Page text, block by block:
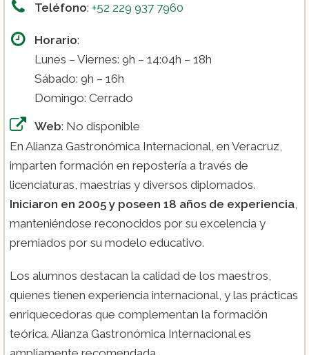
Teléfono: +52 229 937 7960
Horario:
Lunes – Viernes: 9h – 14:04h – 18h
Sábado: 9h – 16h
Domingo: Cerrado
Web: No disponible
En Alianza Gastronómica Internacional, en Veracruz,
imparten formación en repostería a través de
licenciaturas, maestrías y diversos diplomados.
Iniciaron en 2005 y poseen 18 años de experiencia,
manteniéndose reconocidos por su excelencia y
premiados por su modelo educativo.
Los alumnos destacan la calidad de los maestros,
quienes tienen experiencia internacional, y las prácticas
enriquecedoras que complementan la formación
teórica. Alianza Gastronómica Internacional es